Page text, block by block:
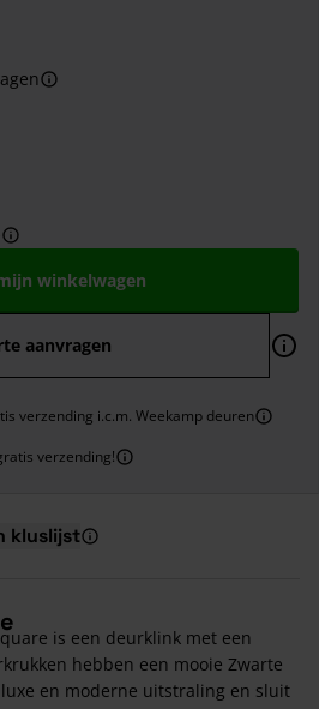
winkelwagen
aanvragen
verzending i.c.m. Weekamp deuren
verzending!
kluslijst
is een deurklink met een
hebben een mooie Zwarte
en moderne uitstraling en sluit